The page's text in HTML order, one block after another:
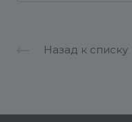
Назад к списку